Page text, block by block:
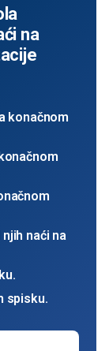
na
konačnom
naći na
spisku.